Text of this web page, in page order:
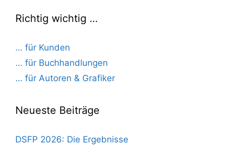
Richtig wichtig …
… für Kunden
… für Buchhandlungen
… für Autoren & Grafiker
Neueste Beiträge
DSFP 2026: Die Ergebnisse